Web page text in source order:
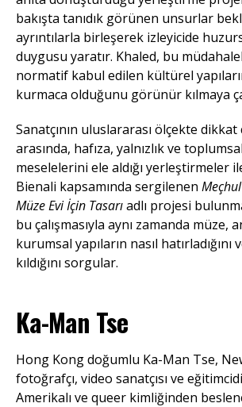
bakışta tanıdık görünen unsurlar
ayrıntılarla birleşerek izleyicide
duygusu yaratır. Khaled, bu
normatif kabul edilen kültürel
kurmaca olduğunu görünür kılmaya
Sanatçının uluslararası ölçekte
arasında, hafıza, yalnızlık ve
meselelerini ele aldığı yerleştirmeler
Bienali kapsamında sergilenen
Müze Evi İçin Tasarıadlı projesi
bu çalışmasıyla aynı zamanda müze,
kurumsal yapıların nasıl
kıldığını sorgular.
Ka-Man Tse
Hong Kong doğumlu Ka-Man Tse,
fotoğrafçı, video sanatçısı ve
Amerikalı ve queer kimliğinden